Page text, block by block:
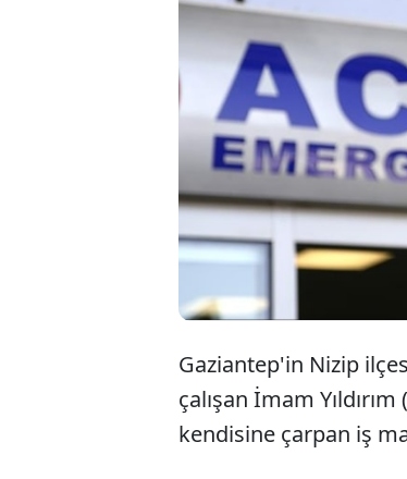
Gaziantep'in Nizip
çalışan İmam
kendisine çarpan iş